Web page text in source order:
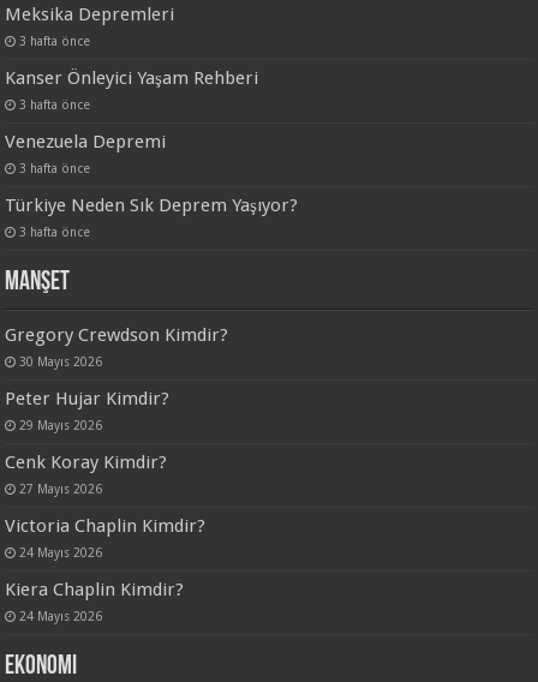
Meksika Depremleri
3 hafta önce
Kanser Önleyici Yaşam Rehberi
3 hafta önce
Venezuela Depremi
3 hafta önce
Türkiye Neden Sık Deprem Yaşıyor?
3 hafta önce
Manşet
Gregory Crewdson Kimdir?
30 Mayıs 2026
Peter Hujar Kimdir?
29 Mayıs 2026
Cenk Koray Kimdir?
27 Mayıs 2026
Victoria Chaplin Kimdir?
24 Mayıs 2026
Kiera Chaplin Kimdir?
24 Mayıs 2026
Ekonomi